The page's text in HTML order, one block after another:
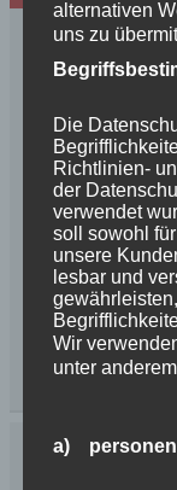
alternativen
uns zu
Die
Richtlinien-
der
verwendet
soll sowohl
unsere
lesbar und
Wir
unter
a)